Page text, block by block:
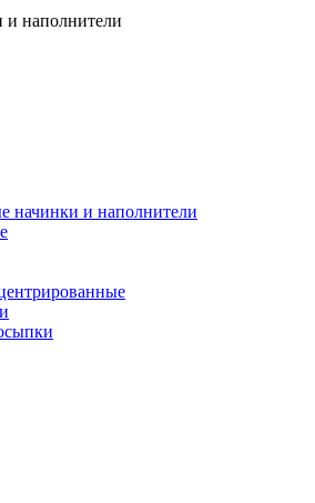
и наполнители
начинки и наполнители